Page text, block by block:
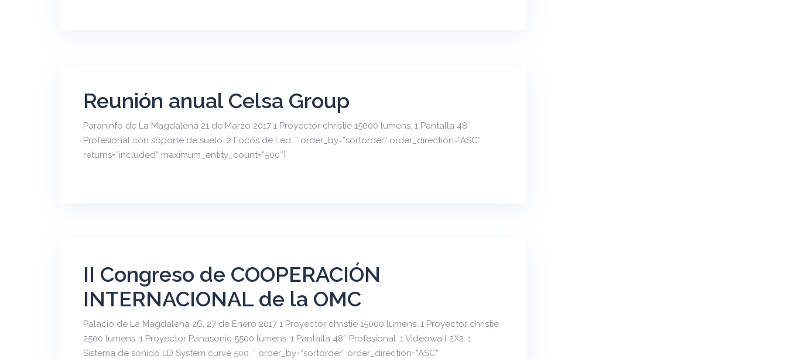
Reunión anual Celsa Group
Paraninfo de La Magdalena 21 de Marzo 2017 1 Proyector christie 15000 lumens. 1 Pantalla 48″
Profesional con soporte de suelo. 2 Focos de Led. ” order_by=”sortorder” order_direction=”ASC”
returns=”included” maximum_entity_count=”500″]
II Congreso de COOPERACIÓN
INTERNACIONAL de la OMC
Palacio de La Magdalena 26, 27 de Enero 2017 1 Proyector christie 15000 lumens. 1 Proyector christie
2500 lumens. 1 Proyector Panasonic 5500 lumens. 1 Pantalla 48″ Profesional. 1 Videowall 2X2. 1
Sistema de sonido LD System curve 500. ” order_by=”sortorder” order_direction=”ASC”